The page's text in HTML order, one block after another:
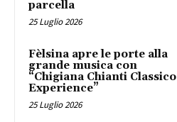
parcella
25 Luglio 2026
Fèlsina apre le porte alla
grande musica con
“Chigiana Chianti Classico
Experience”
25 Luglio 2026